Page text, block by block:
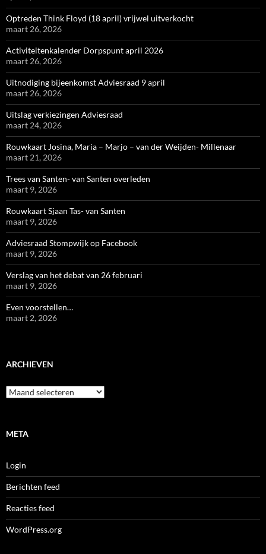
Optreden Think Floyd (18 april) vrijwel uitverkocht
maart 26, 2026
Activiteitenkalender Dorpspunt april 2026
maart 26, 2026
Uitnodiging bijeenkomst Adviesraad 9 april
maart 26, 2026
Uitslag verkiezingen Adviesraad
maart 24, 2026
Rouwkaart Josina, Maria – Marjo – van der Weijden- Millenaar
maart 21, 2026
Trees van Santen- van Santen overleden
maart 9, 2026
Rouwkaart Sjaan Tas- van Santen
maart 9, 2026
Adviesraad Stompwijk op Facebook
maart 9, 2026
Verslag van het debat van 26 februari
maart 9, 2026
Even voorstellen…
maart 2, 2026
ARCHIEVEN
Archieven
META
Login
Berichten feed
Reacties feed
WordPress.org